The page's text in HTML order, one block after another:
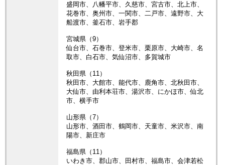
盛岡市、八幡平市、久慈市、宮古市、北上市、
花巻市、奥州市、一関市、二戸市、遠野市、大
船渡市、釜石市、岩手郡
宮城県（9）
仙台市、石巻市、登米市、栗原市、大崎市、名
取市、白石市、気仙沼市、多賀城市
秋田県（11）
秋田市、大館市、能代市、鹿角市、北秋田市、
大仙市、由利本荘市、湯沢市、にかほ市、仙北
市、横手市
山形県（7）
山形市、酒田市、鶴岡市、天童市、米沢市、南
陽市、新庄市
福島県（11）
いわき市、郡山市、田村市、福島市、会津若松